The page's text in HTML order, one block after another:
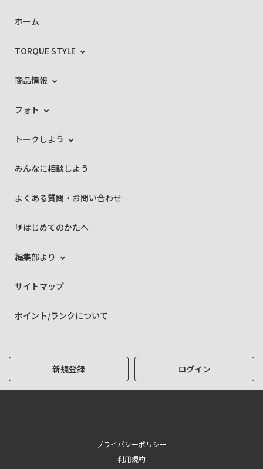
ホーム
TORQUE STYLE
商品情報
フォト
トークしよう
みんなに相談しよう
よくある質問・お問い合わせ
🔰はじめてのかたへ
編集部より
サイトマップ
ポイント/ランクについて
新規登録 ログイン
プライバシーポリシー
利用規約